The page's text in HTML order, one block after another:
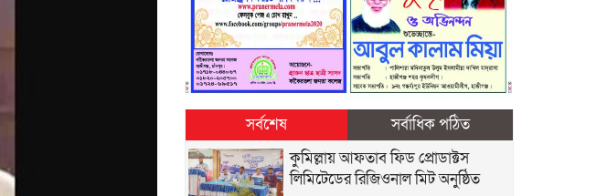
সর্বশেষ
সর্বাধিক পঠিত
কুমিল্লায় আফতাব ফিড প্রোডাক্টস
লিমিটেডের রিজিওনাল মিট অনুষ্ঠিত